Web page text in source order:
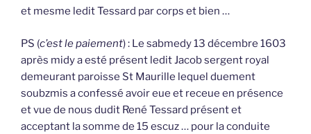
et mesme ledit Tessard par corps et bien …
PS (c’est le paiement) : Le sabmedy 13 décembre 1603
après midy a esté présent ledit Jacob sergent royal
demeurant paroisse St Maurille lequel duement
soubzmis a confessé avoir eue et receue en présence
et vue de nous dudit René Tessard présent et
acceptant la somme de 15 escuz … pour la conduite